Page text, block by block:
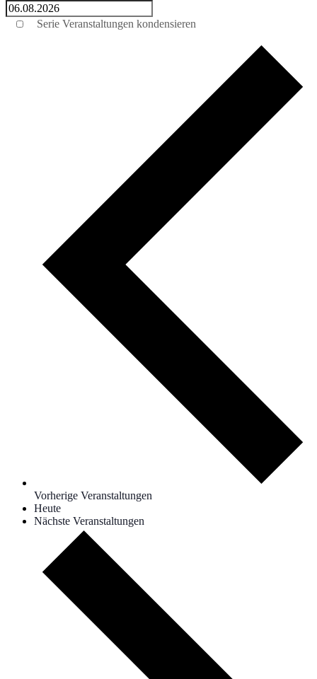
Serie Veranstaltungen kondensieren
Vorherige Veranstaltungen
Heute
Nächste Veranstaltungen